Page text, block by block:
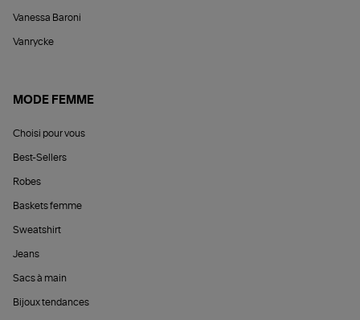
Vanessa Baroni
Vanrycke
MODE FEMME
Choisi pour vous
Best-Sellers
Robes
Baskets femme
Sweatshirt
Jeans
Sacs à main
Bijoux tendances